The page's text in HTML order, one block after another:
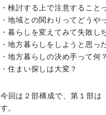
・検討する上で注意すること
・地域との関わりってどうや
・暮らしを変えてみて失敗し
・地方暮らしをしようと思っ
・地方暮らしの決め手って何？
・住まい探しは大変？
今回は２部構成で、第１部は
す。